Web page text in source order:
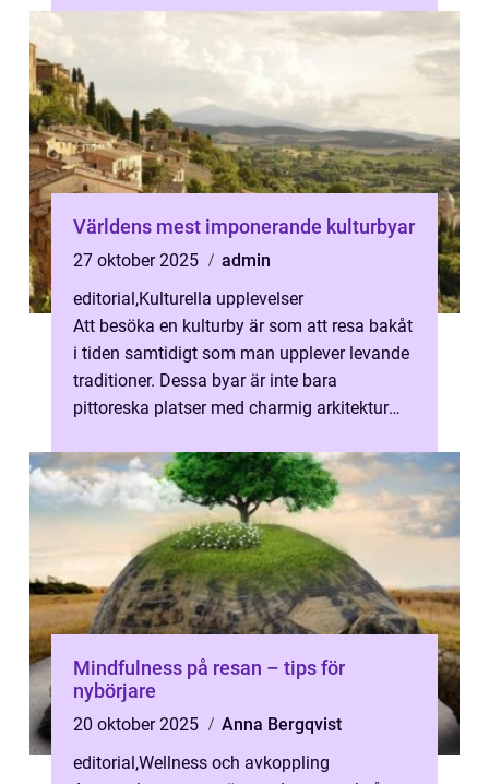
Världens mest imponerande kulturbyar
27 oktober 2025
admin
editorial,Kulturella upplevelser
Att besöka en kulturby är som att resa bakåt
i tiden samtidigt som man upplever levande
traditioner. Dessa byar är inte bara
pittoreska platser med charmig arkitektur
Mindfulness på resan – tips för
nybörjare
20 oktober 2025
Anna Bergqvist
editorial,Wellness och avkoppling